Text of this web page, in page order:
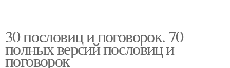
30 пословиц и поговорок. 70
полных версий пословиц и
поговорок